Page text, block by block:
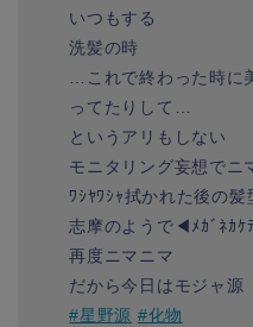
いつもする
洗髪の時
…これで終わった時に
ってたりして…
というアリもしない
モニタリング妄想でニ
ﾜｼﾔﾜｼｬ拭かれた後の髪
志摩のようで◀ﾒｶﾞﾈｶｹ
再度ニマニマ
だから今日はモジャ源
#星野源 #化物